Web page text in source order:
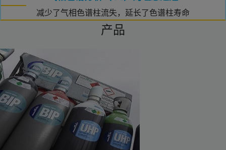
减少了气相色谱柱流失，延长了色谱柱寿命
产品